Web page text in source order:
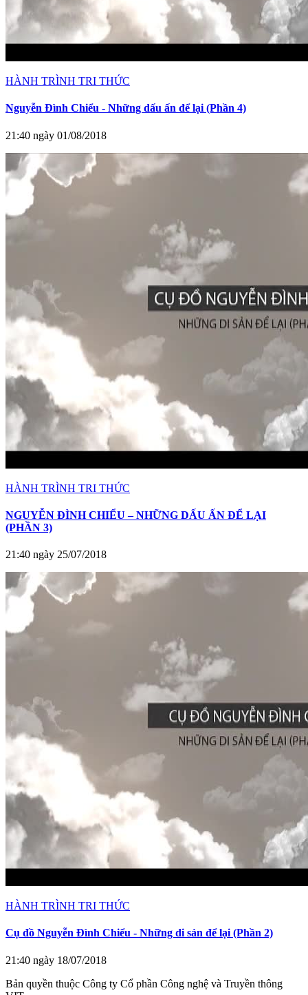
HÀNH TRÌNH TRI THỨC
Nguyễn Đình Chiểu - Những dấu ấn để lại (Phần 4)
21:40 ngày 01/08/2018
HÀNH TRÌNH TRI THỨC
NGUYỄN ĐÌNH CHIỂU – NHỮNG DẤU ẤN ĐỂ LẠI
(PHẦN 3)
21:40 ngày 25/07/2018
HÀNH TRÌNH TRI THỨC
Cụ đồ Nguyễn Đình Chiểu - Những di sản để lại (Phần 2)
21:40 ngày 18/07/2018
Bản quyền thuộc Công ty Cổ phần Công nghệ và Truyền thông